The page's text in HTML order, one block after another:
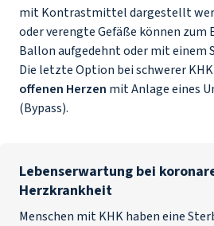
mit Kontrastmittel dargestellt
oder verengte Gefäße können zum
Ballon aufgedehnt oder mit einem
Die letzte Option bei schwerer
offenen Herzen mit Anlage eines
(Bypass).
Lebenserwartung bei
Herzkrankheit
Menschen mit KHK haben eine